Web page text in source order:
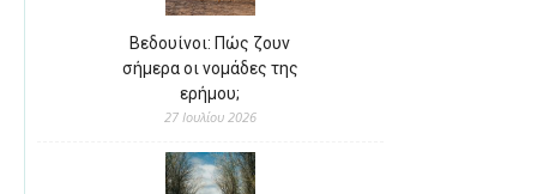
Βεδουίνοι: Πώς ζουν
σήμερα οι νομάδες της
ερήμου;
27 Ιουλίου 2026